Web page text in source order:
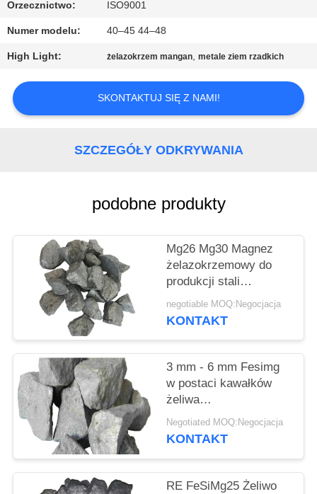
NAMI
POPROSIĆ
O
Orzecznictwo: ISO9001
Numer modelu: 40–45 44–48
High Light: żelazokrzem mangan,metale ziem rzadkich
SKONTAKTUJ SIĘ Z NAMI!
SZCZEGÓŁY ODKRYWANIA
podobne produkty
Mg26 Mg30 Magnez
żelazokrzemowy do
produkcji stali
odlewniczej
negotiable MOQ:Negocjacja
KONTAKT
3 mm - 6 mm Fesimg
w postaci kawałków
żeliwa
żelazokrzemowo-
manganowego
Negotiated MOQ:Negocjacja
KONTAKT
RE FeSiMg25 Żeliwo